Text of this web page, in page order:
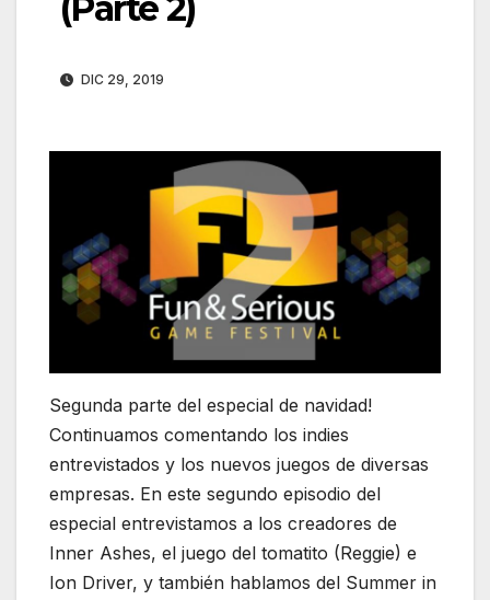
(Parte 2)
DIC 29, 2019
Segunda parte del especial de navidad!
Continuamos comentando los indies
entrevistados y los nuevos juegos de diversas
empresas. En este segundo episodio del
especial entrevistamos a los creadores de
Inner Ashes, el juego del tomatito (Reggie) e
Ion Driver, y también hablamos del Summer in